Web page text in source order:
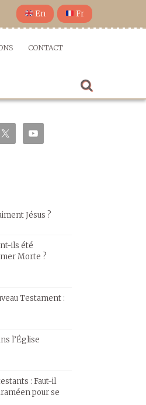
En Fr
CONTACT
Jésus ?
ils été
Morte ?
Testament :
l’Église
: Faut-il
pour se